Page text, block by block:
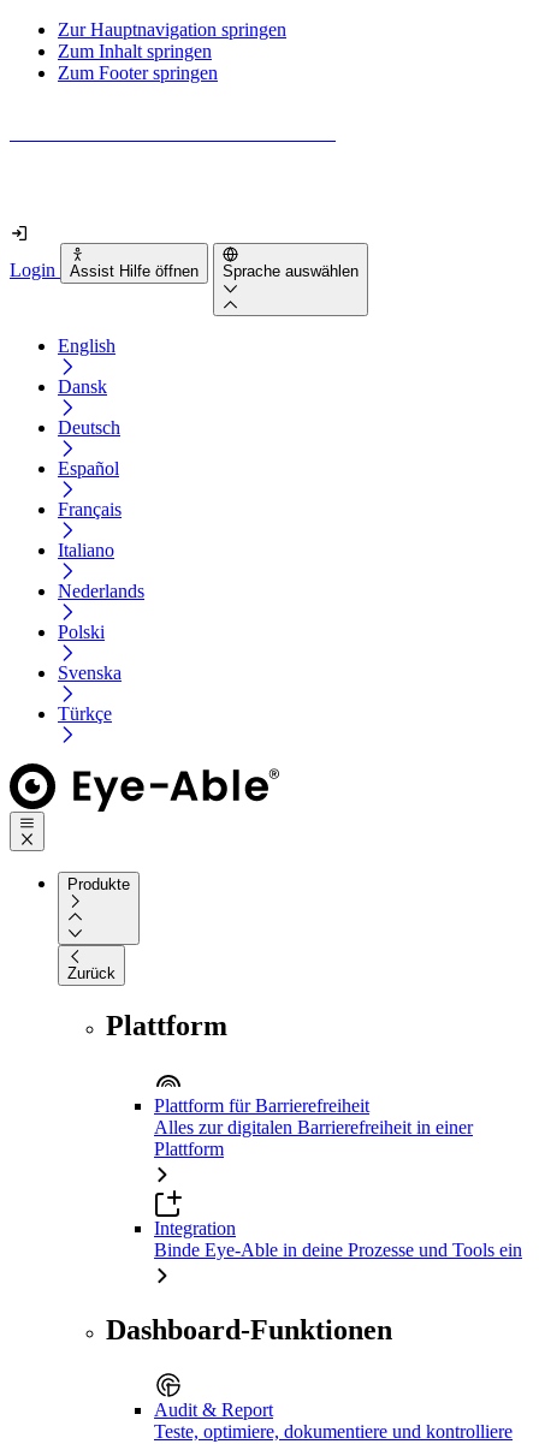
Zur Hauptnavigation springen
Zum Inhalt springen
Zum Footer springen
Login Assist Hilfe öffnen Sprache auswählen
English
Dansk
Deutsch
Español
Français
Italiano
Nederlands
Polski
Svenska
Türkçe
Produkte
Zurück
Plattform
Plattform für Barrierefreiheit
Alles zur digitalen Barrierefreiheit in einer
Plattform
Integration
Binde Eye-Able in deine Prozesse und Tools ein
Dashboard-Funktionen
Audit & Report
Teste, optimiere, dokumentiere und kontrolliere